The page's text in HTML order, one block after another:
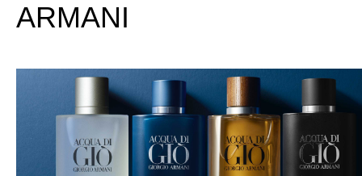
ARMANI